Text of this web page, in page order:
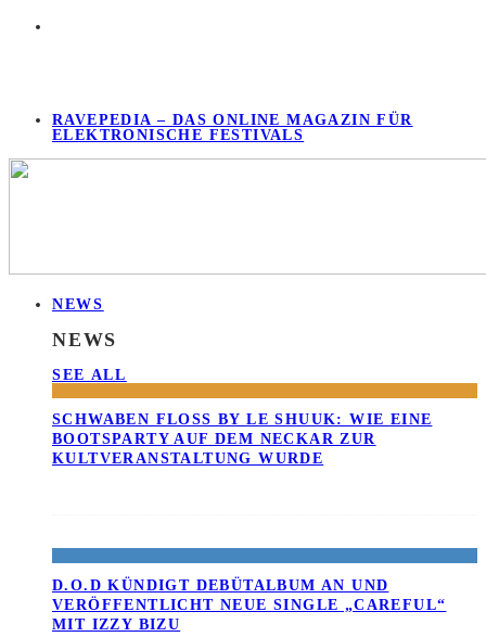
RAVEPEDIA – DAS ONLINE MAGAZIN FÜR
ELEKTRONISCHE FESTIVALS
NEWS
NEWS
SEE ALL
SCHWABEN FLOSS BY LE SHUUK: WIE EINE B
OOTSPARTY AUF DEM NECKAR ZUR K
ULTVERANSTALTUNG WURDE
D.O.D KÜNDIGT DEBÜTALBUM AN UND
VERÖFFENTLICHT NEUE SINGLE „CAREFUL“
MIT IZZY BIZU